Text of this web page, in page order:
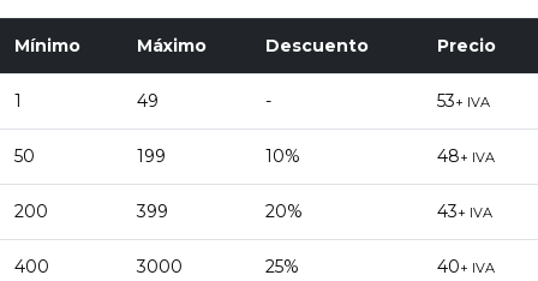
Mínimo Máximo Descuento Precio
1 49 - 53+ IVA
50 199 10% 48+ IVA
200 399 20% 43+ IVA
400 3000 25% 40+ IVA